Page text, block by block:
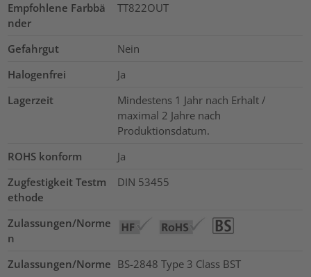
Empfohlene Farbbä
nder
TT822OUT
Gefahrgut
Nein
Halogenfrei
Ja
Lagerzeit
Mindestens 1 Jahr nach Erhalt /
maximal 2 Jahre nach
Produktionsdatum.
ROHS konform
Ja
Zugfestigkeit Testm
ethode
DIN 53455
Zulassungen/Norme
n
Zulassungen/Norme BS-2848 Type 3 Class BST